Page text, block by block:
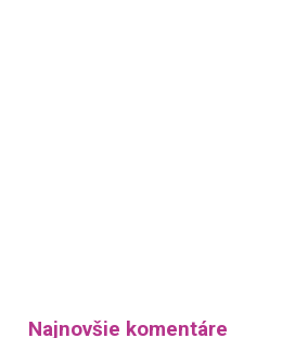
Najnovšie komentáre